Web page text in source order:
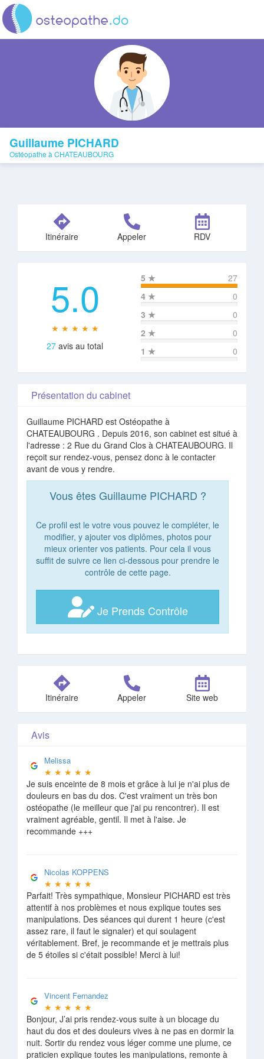
Guillaume PICHARD
Ostéopathe à CHATEAUBOURG
Itinéraire Appeler RDV
5.0
★ ★ ★ ★ ★
27 avis au total
5 ★
27
4 ★
0
3 ★
0
2 ★
0
1 ★ 0
Présentation du cabinet
Guillaume PICHARD est Ostéopathe à
CHATEAUBOURG . Depuis 2016, son cabinet est situé à
l'adresse : 2 Rue du Grand Clos à CHATEAUBOURG. Il
reçoit sur rendez-vous, pensez donc à le contacter
avant de vous y rendre.
Vous êtes Guillaume PICHARD ?
Ce profil est le votre vous pouvez le compléter, le
modifier, y ajouter vos diplômes, photos pour
mieux orienter vos patients. Pour cela il vous
suffit de suivre ce lien ci-dessous pour prendre le
contrôle de cette page.
Je Prends Contrôle
Itinéraire Appeler Site web
Avis
Melissa
★ ★ ★ ★ ★
Je suis enceinte de 8 mois et grâce à lui je n'ai plus de
douleurs en bas du dos. C'est vraiment un très bon
ostéopathe (le meilleur que j'ai pu rencontrer). Il est
vraiment agréable, gentil. Il met à l'aise. Je
recommande +++
Nicolas KOPPENS
★ ★ ★ ★ ★
Parfait! Très sympathique, Monsieur PICHARD est très
attentif à nos problèmes et nous explique toutes ses
manipulations. Des séances qui durent 1 heure (c'est
assez rare, il faut le signaler) et qui soulagent
véritablement. Bref, je recommande et je mettrais plus
de 5 étoiles si c'était possible! Merci à lui!
Vincent Fernandez
★ ★ ★ ★ ★
Bonjour, J’ai pris rendez-vous suite à un blocage du
haut du dos et des douleurs vives à ne pas en dormir la
nuit. Sortir du rendez vous léger comme une plume, ce
praticien explique toutes les manipulations, remonte à